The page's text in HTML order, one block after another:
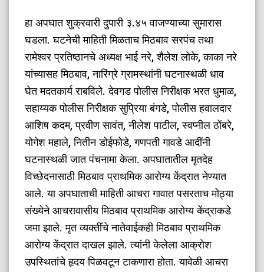
हा अपघात शुक्रवारी दुपारी ३.४५ वाजण्याच्या सुमारास
घडला. घटनेची माहिती मिळताच मिठबाव सरपंच तथा
रामेश्वर प्रतिष्ठानचे अध्यक्ष भाई नरे, शैलेश लोके, काका नरे
यांच्यासह मिठबाव, नारिंग्रे ग्रामस्थांनी घटनास्थळी धाव
घेत मदतकार्य राबविले. देवगड पोलीस निरीक्षक भरत धुमाळ,
सहाय्यक पोलीस निरीक्षक सुप्रिया बंगडे, पोलीस हवालदार
आशिष कदम, प्रवीण सावंत, नीलेश पाटील, स्वप्नील ठोंबरे,
योगेश महाले, नितीन डोईफोडे, गणपती गावडे आदींनी
घटनास्थळी जात पंचनामा केला. अपघातातील मृतदेह
विच्छेदनासाठी मिठबाव प्राथमिक आरोग्य केंद्रात नेण्यात
आले. या अपघाताची माहिती आचरा गावात पसरताच मोठ्या
संख्येने आचरावासीय मिठबाव प्राथमिक आरोग्य केंद्राकडे
जमा झाले. मृत व्यक्तींचे नातेवाईकही मिठबाव प्राथमिक
आरोग्य केंद्रात दाखल झाले. त्यांनी केलेला आक्रोश
उपस्थितांचे हृदय पिळवटून टाकणारा होता. यावेळी आचरा